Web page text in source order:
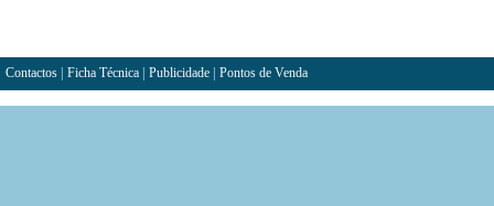
Contactos Ficha Técnica Publicidade Pontos de Venda